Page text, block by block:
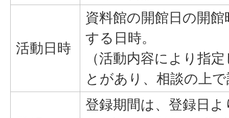
活動日時
資料館の開館日の開
する日時。
（活動内容により指
とがあり、相談の上
登録期間は、登録日